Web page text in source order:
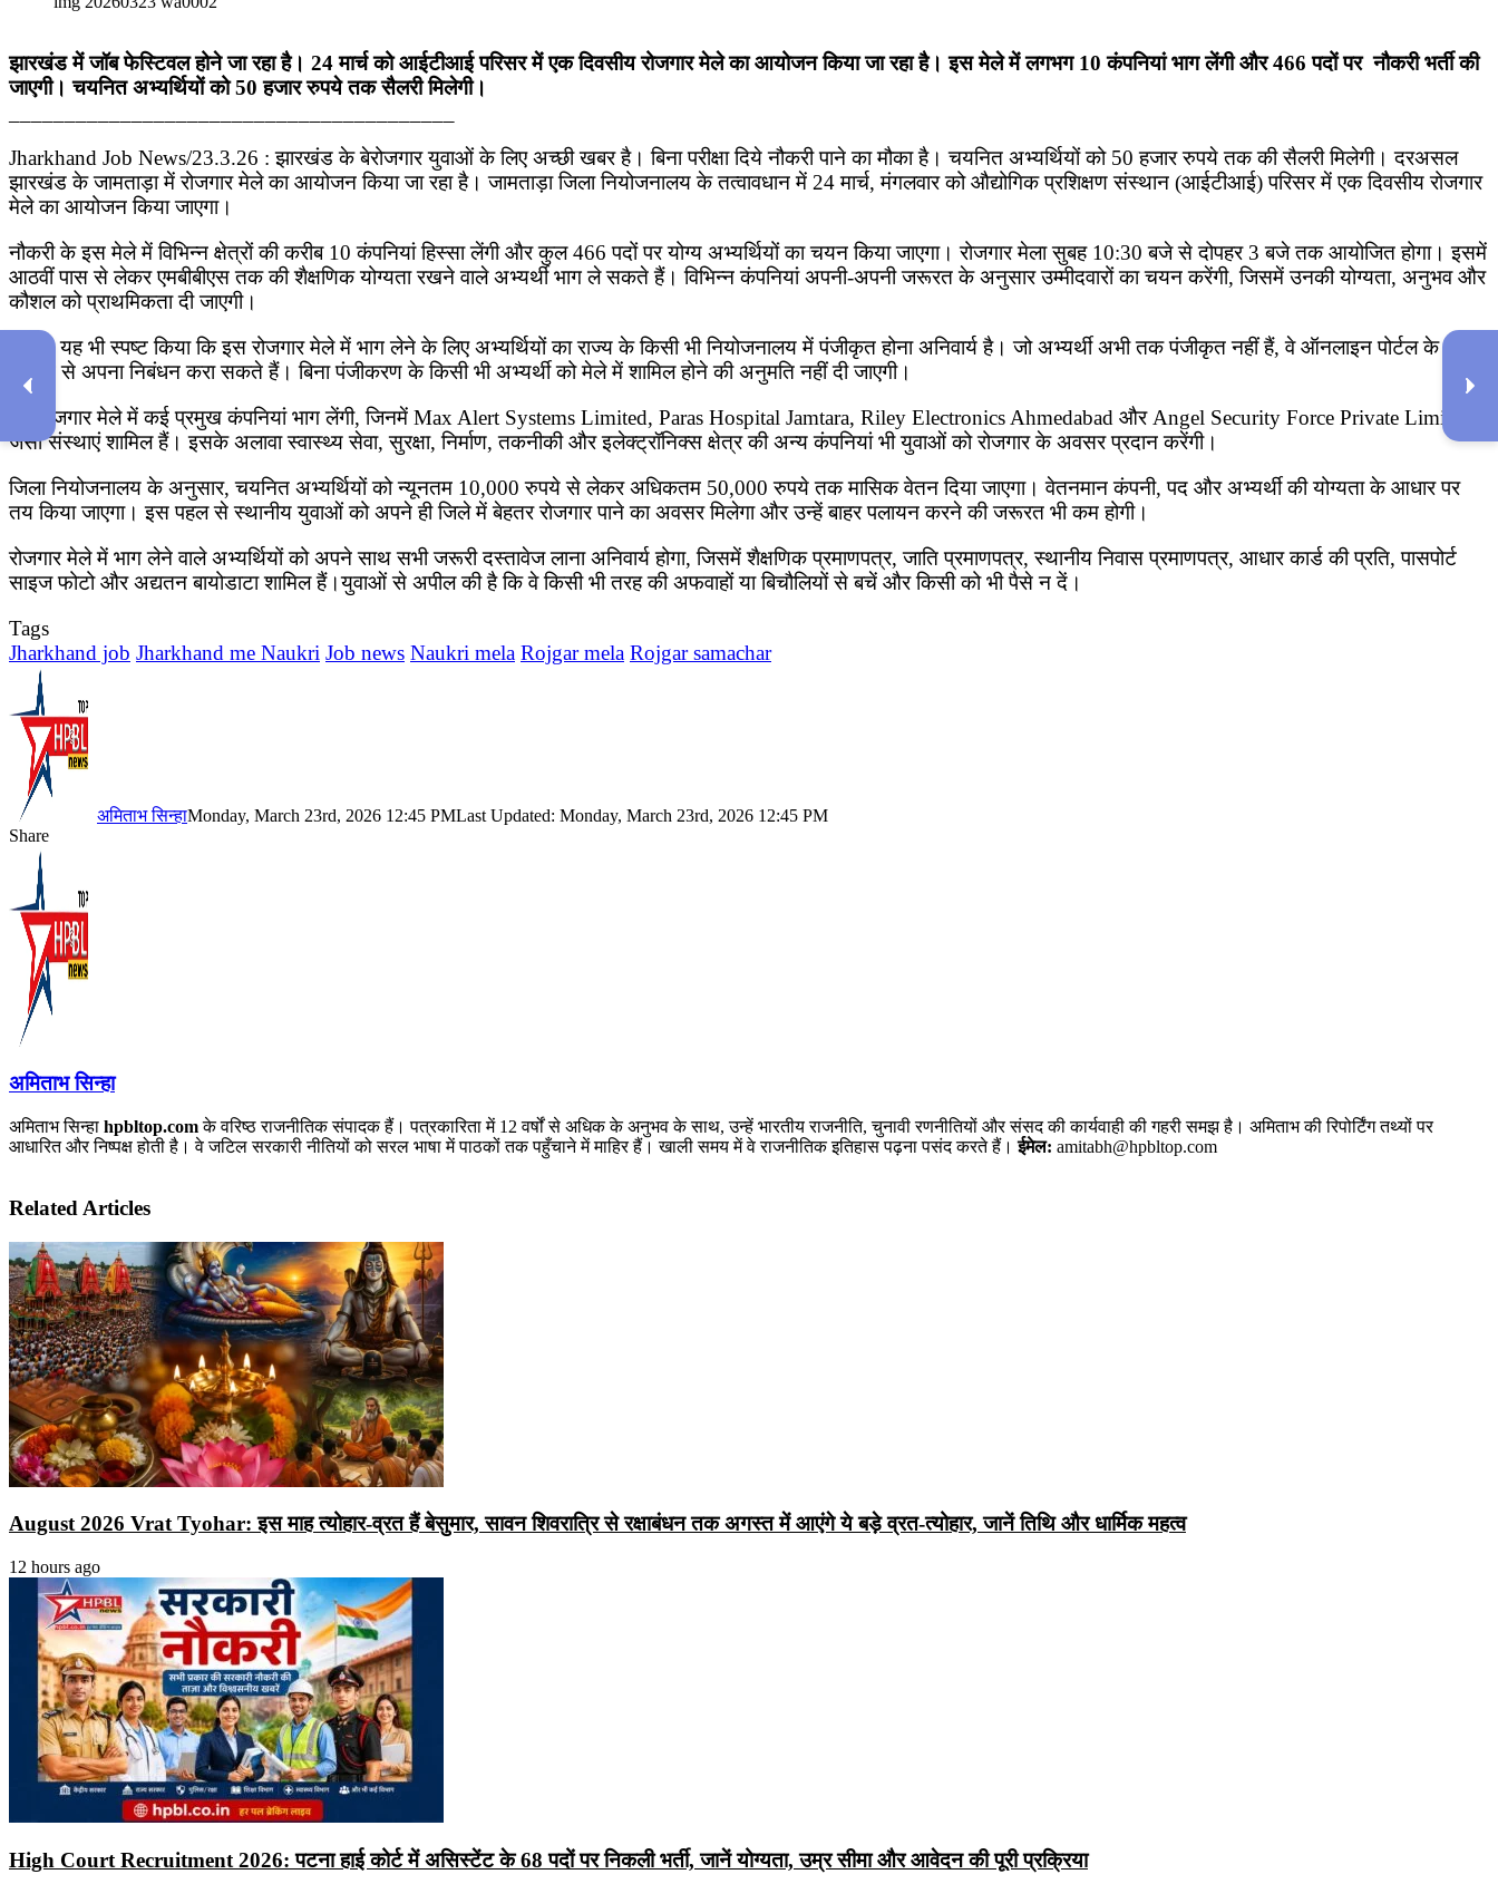
झारखंड में जॉब फेस्टिवल होने जा रहा है। 24 मार्च को आईटीआई परिसर में एक दिवसीय रोजगार मेले का आयोजन किया जा रहा है। इस मेले में लगभग 10 कंपनियां भाग लेंगी और 466 पदों पर नौकरी भर्ती की
जाएगी। चयनित अभ्यर्थियों को 50 हजार रुपये तक सैलरी मिलेगी।
Jharkhand Job News/23.3.26 : झारखंड के बेरोजगार युवाओं के लिए अच्छी खबर है। बिना परीक्षा दिये नौकरी पाने का मौका है। चयनित अभ्यर्थियों को 50 हजार रुपये तक की सैलरी मिलेगी। दरअसल
झारखंड के जामताड़ा में रोजगार मेले का आयोजन किया जा रहा है। जामताड़ा जिला नियोजनालय के तत्वावधान में 24 मार्च, मंगलवार को औद्योगिक प्रशिक्षण संस्थान (आईटीआई) परिसर में एक दिवसीय रोजगार
मेले का आयोजन किया जाएगा।
नौकरी के इस मेले में विभिन्न क्षेत्रों की करीब 10 कंपनियां हिस्सा लेंगी और कुल 466 पदों पर योग्य अभ्यर्थियों का चयन किया जाएगा। रोजगार मेला सुबह 10:30 बजे से दोपहर 3 बजे तक आयोजित होगा। इसमें
आठवीं पास से लेकर एमबीबीएस तक की शैक्षणिक योग्यता रखने वाले अभ्यर्थी भाग ले सकते हैं। विभिन्न कंपनियां अपनी-अपनी जरूरत के अनुसार उम्मीदवारों का चयन करेंगी, जिसमें उनकी योग्यता, अनुभव और
कौशल को प्राथमिकता दी जाएगी।
उन्होंने यह भी स्पष्ट किया कि इस रोजगार मेले में भाग लेने के लिए अभ्यर्थियों का राज्य के किसी भी नियोजनालय में पंजीकृत होना अनिवार्य है। जो अभ्यर्थी अभी तक पंजीकृत नहीं हैं, वे ऑनलाइन पोर्टल के
माध्यम से अपना निबंधन करा सकते हैं। बिना पंजीकरण के किसी भी अभ्यर्थी को मेले में शामिल होने की अनुमति नहीं दी जाएगी।
इस रोजगार मेले में कई प्रमुख कंपनियां भाग लेंगी, जिनमें Max Alert Systems Limited, Paras Hospital Jamtara, Riley Electronics Ahmedabad और Angel Security Force Private Limited
जैसी संस्थाएं शामिल हैं। इसके अलावा स्वास्थ्य सेवा, सुरक्षा, निर्माण, तकनीकी और इलेक्ट्रॉनिक्स क्षेत्र की अन्य कंपनियां भी युवाओं को रोजगार के अवसर प्रदान करेंगी।
जिला नियोजनालय के अनुसार, चयनित अभ्यर्थियों को न्यूनतम 10,000 रुपये से लेकर अधिकतम 50,000 रुपये तक मासिक वेतन दिया जाएगा। वेतनमान कंपनी, पद और अभ्यर्थी की योग्यता के आधार पर
तय किया जाएगा। इस पहल से स्थानीय युवाओं को अपने ही जिले में बेहतर रोजगार पाने का अवसर मिलेगा और उन्हें बाहर पलायन करने की जरूरत भी कम होगी।
रोजगार मेले में भाग लेने वाले अभ्यर्थियों को अपने साथ सभी जरूरी दस्तावेज लाना अनिवार्य होगा, जिसमें शैक्षणिक प्रमाणपत्र, जाति प्रमाणपत्र, स्थानीय निवास प्रमाणपत्र, आधार कार्ड की प्रति, पासपोर्ट
साइज फोटो और अद्यतन बायोडाटा शामिल हैं।युवाओं से अपील की है कि वे किसी भी तरह की अफवाहों या बिचौलियों से बचें और किसी को भी पैसे न दें।
Tags
Jharkhand job Jharkhand me Naukri Job news Naukri mela Rojgar mela Rojgar samachar
अमिताभ सिन्हाMonday, March 23rd, 2026 12:45 PMLast Updated: Monday, March 23rd, 2026 12:45 PM
Share
Facebook
LinkedIn
Pinterest
WhatsApp
Telegram
अमिताभ सिन्हा
अमिताभ सिन्हा hpbltop.comके वरिष्ठ राजनीतिक संपादक हैं। पत्रकारिता में 12 वर्षों से अधिक के अनुभव के साथ, उन्हें भारतीय राजनीति, चुनावी रणनीतियों और संसद की कार्यवाही की गहरी समझ है। अमिताभ की रिपोर्टिंग तथ्यों पर
आधारित और निष्पक्ष होती है। वे जटिल सरकारी नीतियों को सरल भाषा में पाठकों तक पहुँचाने में माहिर हैं। खाली समय में वे राजनीतिक इतिहास पढ़ना पसंद करते हैं।ईमेल: amitabh@hpbltop.com
Related Articles
August 2026 Vrat Tyohar: इस माह त्योहार-व्रत हैं बेसुमार, सावन शिवरात्रि से रक्षाबंधन तक अगस्त में आएंगे ये बड़े व्रत-त्योहार, जानें तिथि और धार्मिक महत्व
12 hours ago
High Court Recruitment 2026: पटना हाई कोर्ट में असिस्टेंट के 68 पदों पर निकली भर्ती, जानें योग्यता, उम्र सीमा और आवेदन की पूरी प्रक्रिया